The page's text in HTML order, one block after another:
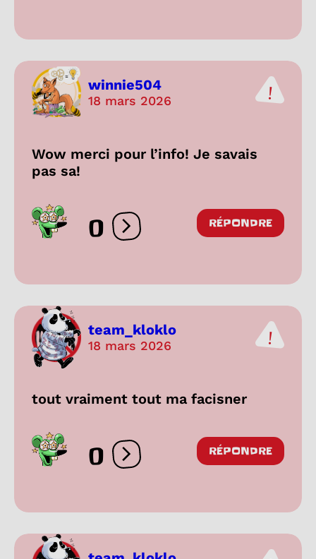
winnie504
18 mars 2026
Wow merci pour l’info! Je savais
pas sa!
0 Ouvrir les réactions
RÉPONDRE
team_kloklo
18 mars 2026
tout vraiment tout ma facisner
0 Ouvrir les réactions
RÉPONDRE